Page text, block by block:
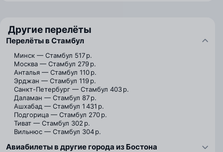
Другие перелёты
Перелёты в Стамбул
Минск — Стамбул 517 р.
Москва — Стамбул 279 р.
Анталья — Стамбул 110 р.
Эрджан — Стамбул 119 р.
Санкт-Петербург — Стамбул 403 р.
Даламан — Стамбул 87 р.
Ашхабад — Стамбул 1 431 р.
Подгорица — Стамбул 270 р.
Тиват — Стамбул 302 р.
Вильнюс — Стамбул 304 р.
Авиабилеты в другие города из Бостона